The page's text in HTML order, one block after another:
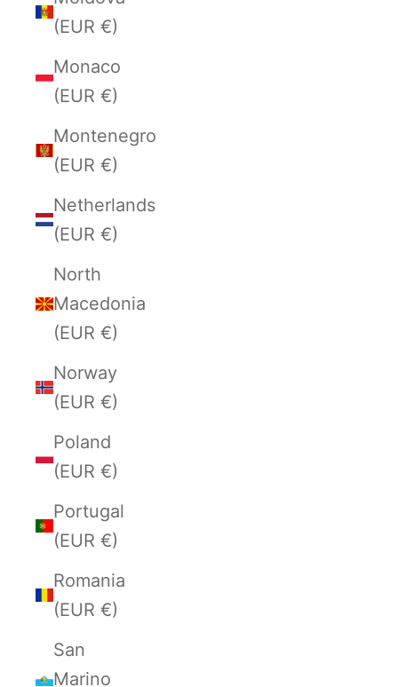
(EUR €)
Monaco
(EUR €)
Montenegro
(EUR €)
Netherlands
(EUR €)
North
Macedonia
(EUR €)
Norway
(EUR €)
Poland
(EUR €)
Portugal
(EUR €)
Romania
(EUR €)
San
Marino